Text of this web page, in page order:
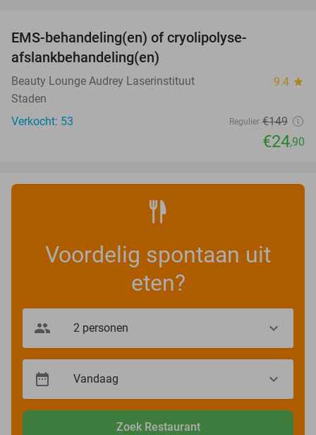
EMS-behandeling(en) of cryolipolyse-
afslankbehandeling(en)
Beauty Lounge Audrey Laserinstituut 9.4 star
Staden
Verkocht: 53
Regulier €149
€24,90
Voordelig spontaan uit
eten?
Zoek Restaurant